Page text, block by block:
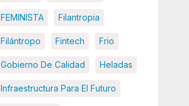
FEMINISTA Filantropia
Filántropo Fintech Frio
Gobierno De Calidad Heladas
Infraestructura Para El Futuro